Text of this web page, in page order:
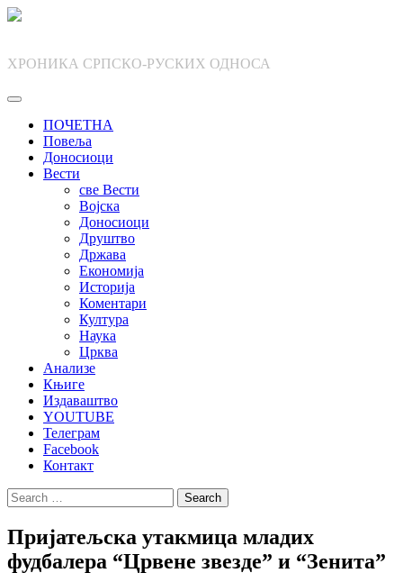
Skip
ХРОНИКА СРПСКО-РУСКИХ ОДНОСА
ПОЧЕТНА
Повеља
Доносиоци
Вести
све Вести
Војска
Доносиоци
Друштво
Држава
Економија
Историја
Коментари
Култура
Наука
Црква
Анализе
Књиге
Издаваштво
YOUTUBE
Телеграм
Facebook
Контакт
Search
for:
Пријатељска утакмица младих
фудбалера “Црвене звезде” и “Зенита”